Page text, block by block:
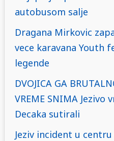
autobusom salje
Dragana Mirkovic
vece karavana Youth
legende
DVOJICA GA
VREME SNIMA Jezivo
Decaka sutirali
Jeziv incident u